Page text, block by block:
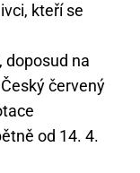
kteří se
na
červený
od 14. 4.